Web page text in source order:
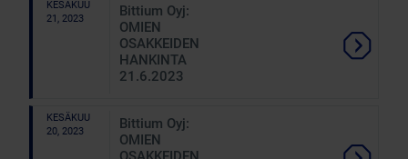
KESÄKUU
21, 2023
Bittium Oyj:
OMIEN
OSAKKEIDEN
HANKINTA
21.6.2023
KESÄKUU
20, 2023
Bittium Oyj:
OMIEN